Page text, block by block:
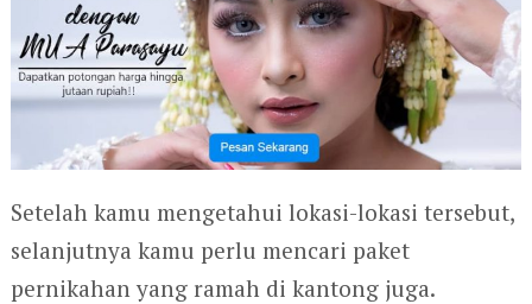
Setelah kamu mengetahui lokasi-lokasi tersebut,
selanjutnya kamu perlu mencari paket
pernikahan yang ramah di kantong juga.